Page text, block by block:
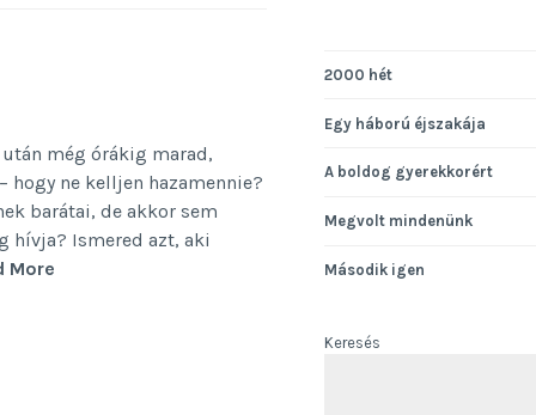
még órákig marad,
ne kelljen hazamennie?
barátai, de akkor sem
hívja? Ismered azt, aki
More
2000 hét
Egy háború éjszakája
A boldog gyerekkorért
Megvolt mindenünk
Második igen
Keresés